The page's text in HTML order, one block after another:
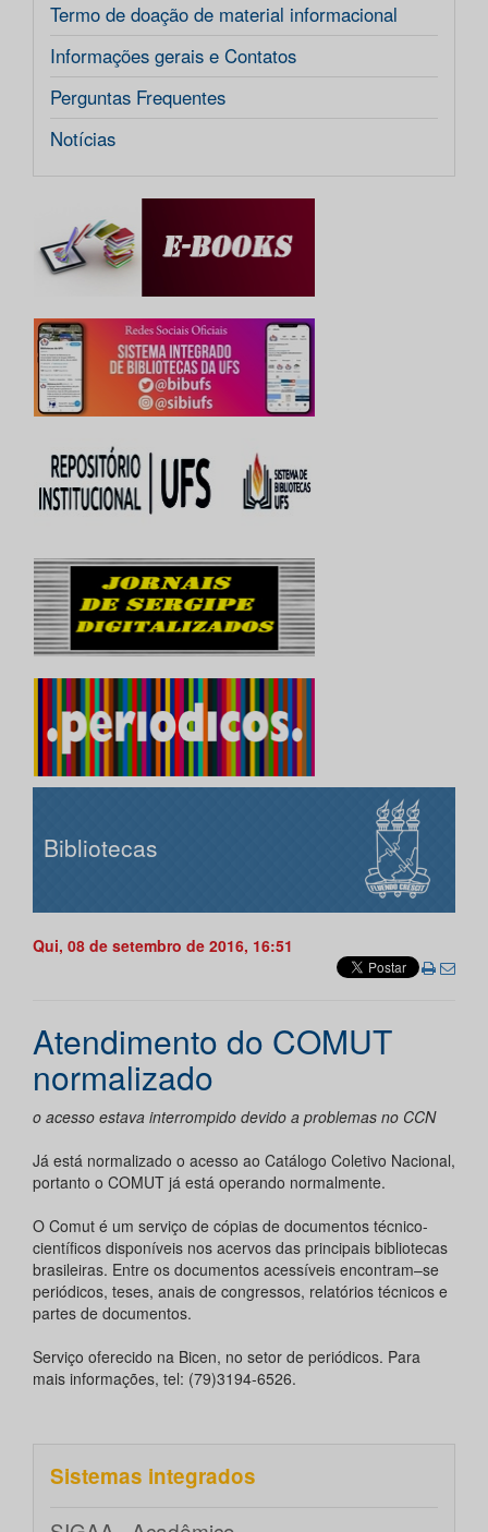
Termo de doação de material informacional
Informações gerais e Contatos
Perguntas Frequentes
Notícias
Bibliotecas
Qui, 08 de setembro de 2016, 16:51
Atendimento do COMUT
normalizado
o acesso estava interrompido devido a problemas no CCN
Já está normalizado o acesso ao Catálogo Coletivo Nacional,
portanto o COMUT já está operando normalmente.
O Comut é um serviço de cópias de documentos técnico-
científicos disponíveis nos acervos das principais bibliotecas
brasileiras. Entre os documentos acessíveis encontram–se
periódicos, teses, anais de congressos, relatórios técnicos e
partes de documentos.
Serviço oferecido na Bicen, no setor de periódicos. Para
mais informações, tel: (79)3194-6526.
Sistemas integrados